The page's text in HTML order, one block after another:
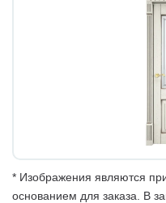
* Изображения являются
основанием для заказа. В